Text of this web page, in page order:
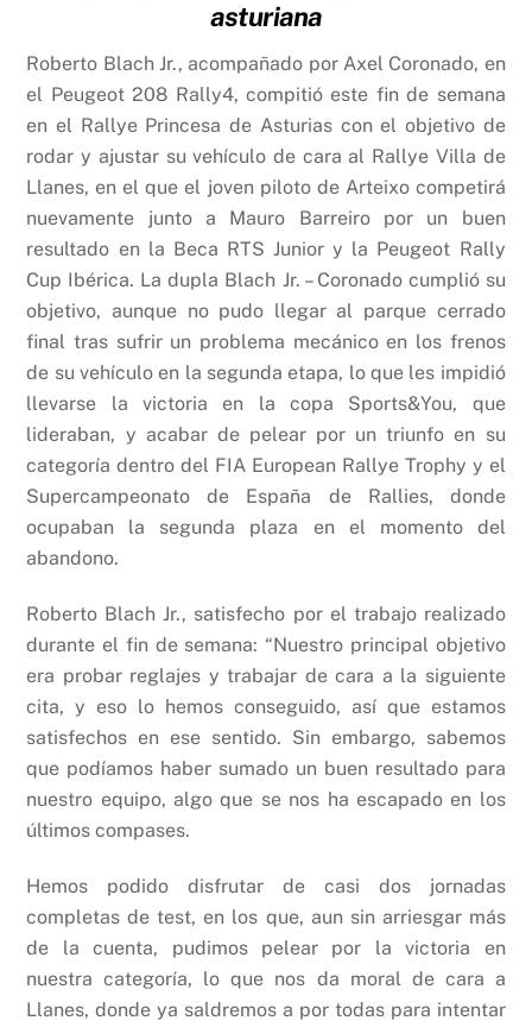
asturiana
Roberto Blach Jr., acompañado por Axel Coronado, en
el Peugeot 208 Rally4, compitió este fin de semana
en el Rallye Princesa de Asturias con el objetivo de
rodar y ajustar su vehículo de cara al Rallye Villa de
Llanes, en el que el joven piloto de Arteixo competirá
nuevamente junto a Mauro Barreiro por un buen
resultado en la Beca RTS Junior y la Peugeot Rally
Cup Ibérica. La dupla Blach Jr. – Coronado cumplió su
objetivo, aunque no pudo llegar al parque cerrado
final tras sufrir un problema mecánico en los frenos
de su vehículo en la segunda etapa, lo que les impidió
llevarse la victoria en la copa Sports&You, que
lideraban, y acabar de pelear por un triunfo en su
categoría dentro del FIA European Rallye Trophy y el
Supercampeonato de España de Rallies, donde
ocupaban la segunda plaza en el momento del
abandono.
Roberto Blach Jr., satisfecho por el trabajo realizado
durante el fin de semana: “Nuestro principal objetivo
era probar reglajes y trabajar de cara a la siguiente
cita, y eso lo hemos conseguido, así que estamos
satisfechos en ese sentido. Sin embargo, sabemos
que podíamos haber sumado un buen resultado para
nuestro equipo, algo que se nos ha escapado en los
últimos compases.
Hemos podido disfrutar de casi dos jornadas
completas de test, en los que, aun sin arriesgar más
de la cuenta, pudimos pelear por la victoria en
nuestra categoría, lo que nos da moral de cara a
Llanes, donde ya saldremos a por todas para intentar